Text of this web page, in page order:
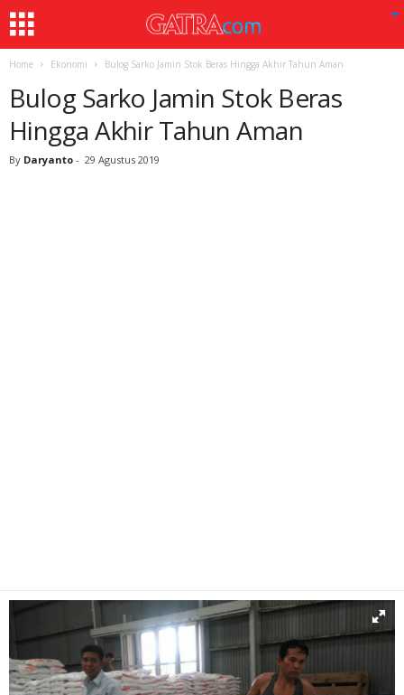
Home Ekonomi Bulog Sarko Jamin Stok Beras Hingga Akhir Tahun Aman
Bulog Sarko Jamin Stok Beras
Hingga Akhir Tahun Aman
By Daryanto - 29 Agustus 2019